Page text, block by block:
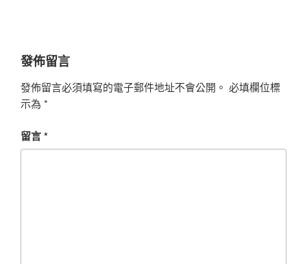
發佈留言
發佈留言必須填寫的電子郵件地址不會公開。 必填欄位標
示為 *
留言*